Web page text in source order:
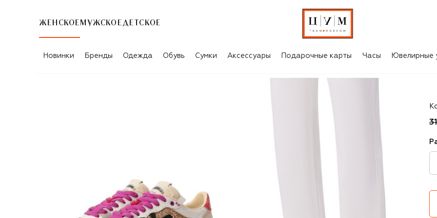
ЖЕНСКОЕ МУЖСКОЕ ДЕТСКОЕ
Новинки Бренды Одежда Обувь Сумки Аксессуары Подарочные карты Часы Ювелирные